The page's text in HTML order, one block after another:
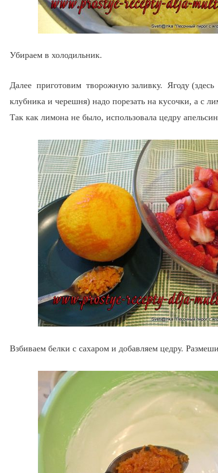
Убираем в холодильник.
Далее приготовим творожную заливку. Ягоду (здесь
клубника и черешня) надо порезать на кусочки, а с
Так как лимона не было, использовала цедру
Взбиваем белки с сахаром и добавляем цедру.